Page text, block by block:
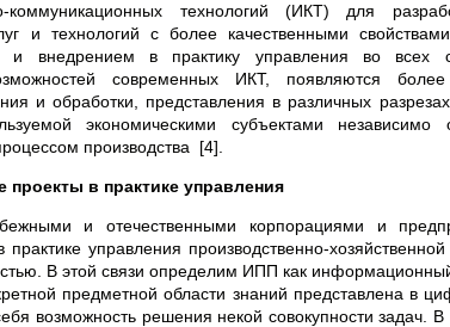
коммуникационных технологий (ИКТ) для
и технологий с более качественными
и внедрением в практику управления во всех
современных ИКТ, появляются
и обработки, представления в различных
экономическими субъектами
производства [4].
в практике управления
и отечественными корпорациями и
управления производственно-
В этой связи определим ИПП как
предметной области знаний представлена в
возможность решения некой совокупности задач.